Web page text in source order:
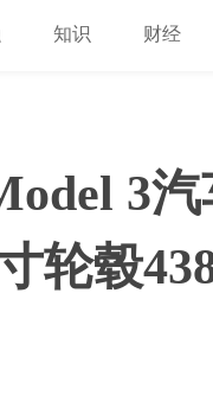
知识 财经
3
轮毂